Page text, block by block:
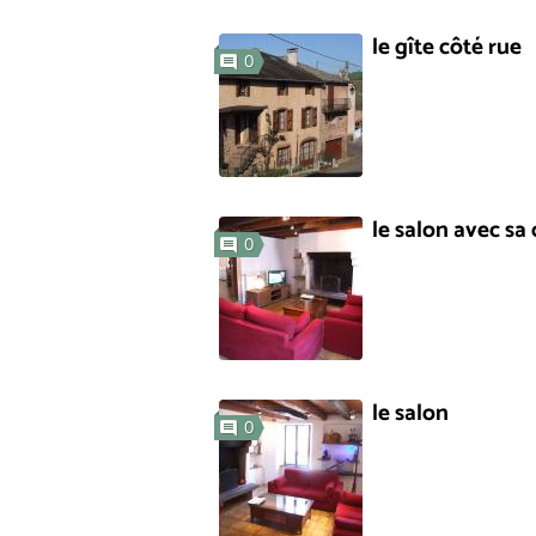
0 le gîte côté rue
0 le salon avec
0 le salon